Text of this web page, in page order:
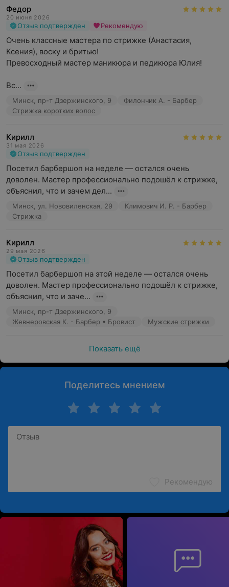
Федор
20 июня 2026
Отзыв подтвержден Рекомендую
Очень классные мастера по стрижке (Анастасия,
Ксения), воску и бритью!
Превосходный мастер маникюра и педикюра Юлия!
Вс...
Минск, пр-т Дзержинского, 9
Филончик А. - Барбер
Стрижка коротких волос
Кирилл
31 мая 2026
Отзыв подтвержден
Посетил барбершоп на неделе — остался очень
доволен. Мастер профессионально подошёл к стрижке,
объяснил, что и зачем дел...
Минск, ул. Нововиленская, 29
Климович И. Р. - Барбер
Стрижка
Кирилл
29 мая 2026
Отзыв подтвержден
Посетил барбершоп на этой неделе — остался очень
доволен. Мастер профессионально подошёл к стрижке,
объяснил, что и заче...
Минск, пр-т Дзержинского, 9
Жевнеровская К. - Барбер • Бровист
Мужские стрижки
Показать ещё
Поделитесь мнением
Рекомендую